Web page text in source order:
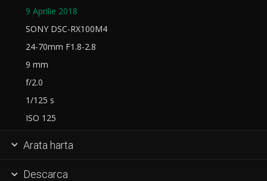
9 Aprilie 2018
SONY DSC-RX100M4
24-70mm F1.8-2.8
9 mm
f/2.0
1/125 s
ISO 125
 Arata harta
 Descarca